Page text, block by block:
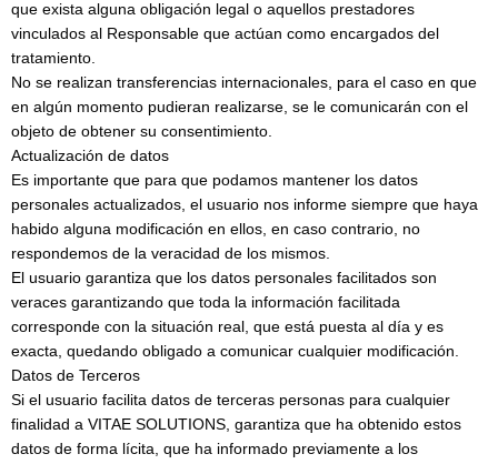
que exista alguna obligación legal o aquellos prestadores
vinculados al Responsable que actúan como encargados del
tratamiento.
No se realizan transferencias internacionales, para el caso en que
en algún momento pudieran realizarse, se le comunicarán con el
objeto de obtener su consentimiento.
Actualización de datos
Es importante que para que podamos mantener los datos
personales actualizados, el usuario nos informe siempre que haya
habido alguna modificación en ellos, en caso contrario, no
respondemos de la veracidad de los mismos.
El usuario garantiza que los datos personales facilitados son
veraces garantizando que toda la información facilitada
corresponde con la situación real, que está puesta al día y es
exacta, quedando obligado a comunicar cualquier modificación.
Datos de Terceros
Si el usuario facilita datos de terceras personas para cualquier
finalidad a VITAE SOLUTIONS, garantiza que ha obtenido estos
datos de forma lícita, que ha informado previamente a los